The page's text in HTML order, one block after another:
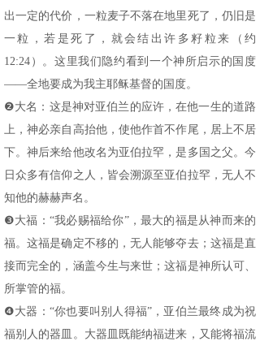
出一定的代价，一粒麦子不落在地里死了，仍旧是
一粒，若是死了，就会结出许多籽粒来（约
12:24）。这里我们隐约看到一个神所启示的国度
——全地要成为我主耶稣基督的国度。
❷大名：这是神对亚伯兰的应许，在他一生的道路
上，神必亲自高抬他，使他作首不作尾，居上不居
下。神后来给他改名为亚伯拉罕，是多国之父。今
日众多有信仰之人，皆会溯源至亚伯拉罕，无人不
知他的赫赫声名。
❸大福：“我必赐福给你”，最大的福是从神而来的
福。这福是确定不移的，无人能够夺去；这福是直
接而完全的，涵盖今生与来世；这福是神所认可、
所掌管的福。
❹大器：“你也要叫别人得福”，亚伯兰最终成为祝
福别人的器皿。大器皿既能纳福进来，又能将福流